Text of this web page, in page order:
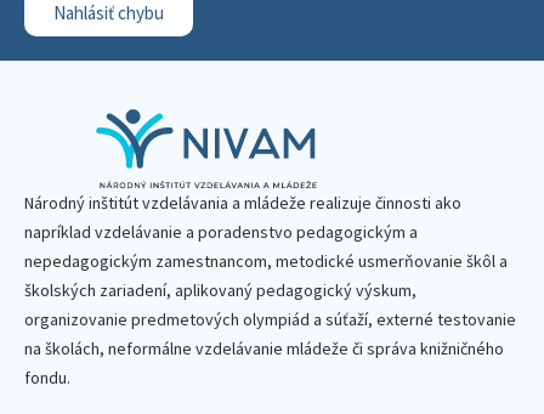
Nahlásiť chybu
Národný inštitút vzdelávania a mládeže realizuje činnosti ako
napríklad vzdelávanie a poradenstvo pedagogickým a
nepedagogickým zamestnancom, metodické usmerňovanie škôl a
školských zariadení, aplikovaný pedagogický výskum,
organizovanie predmetových olympiád a súťaží, externé testovanie
na školách, neformálne vzdelávanie mládeže či správa knižničného
fondu.